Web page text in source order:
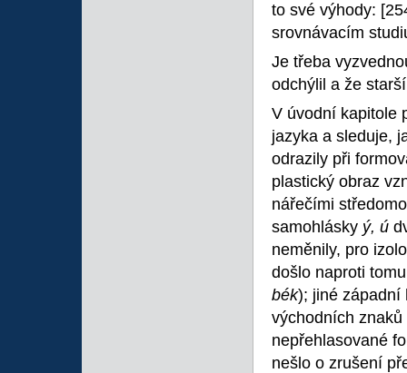
to své výhody:
srovnávacím
Je třeba
odchýlil a že
V úvodní kapitole
jazyka a sleduje,
odrazily při
plastický obraz
nářečími
samohlásky ý, ú
neměnily, pro
došlo naproti
bék); jiné západní
východních
nepřehlasované
nešlo o zrušení